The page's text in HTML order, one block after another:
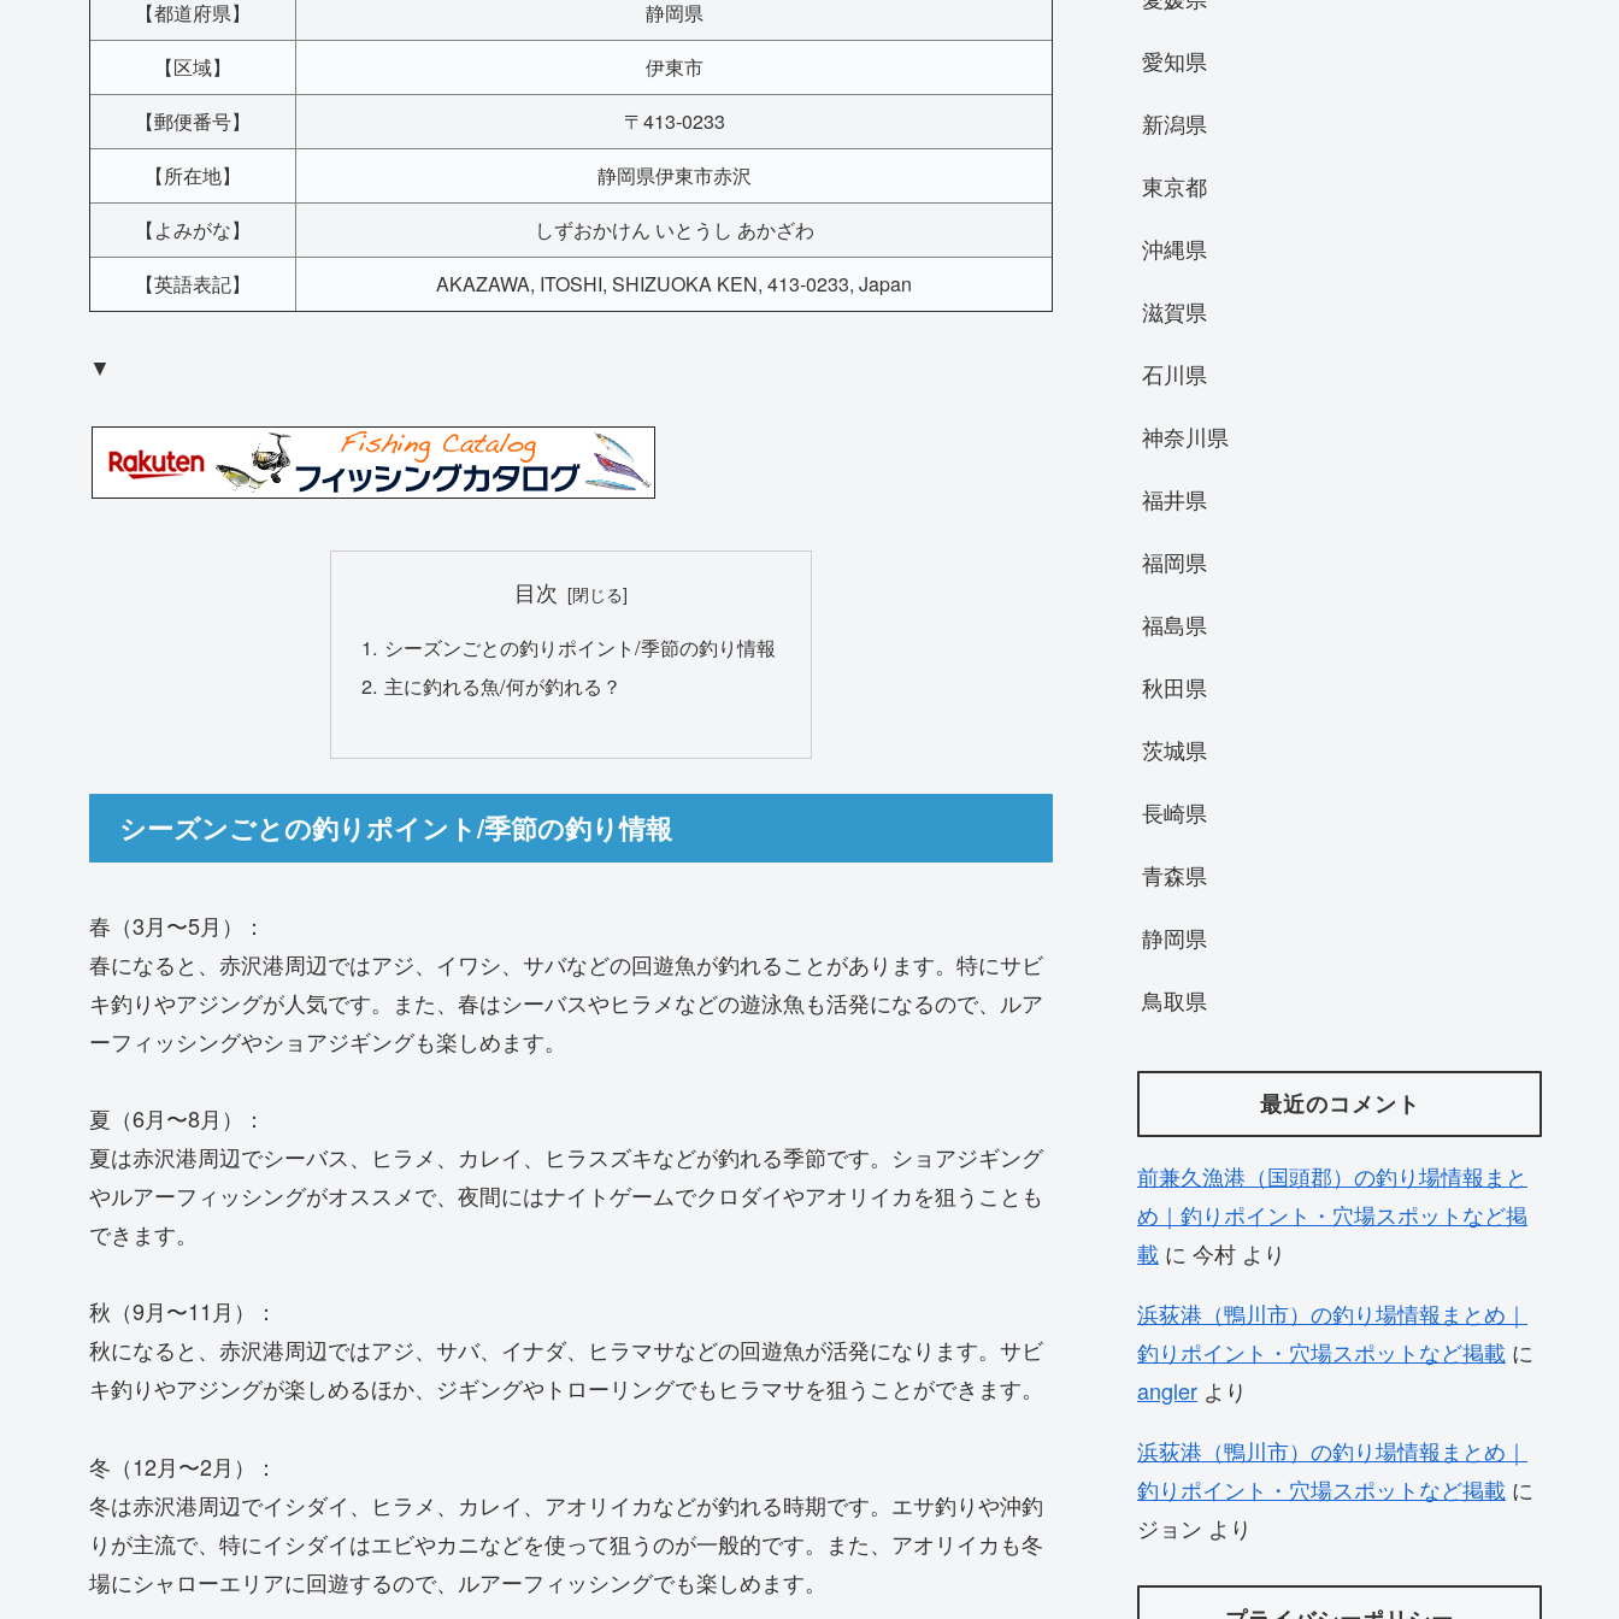
【都道府県】
静岡県
【区域】
伊東市
【郵便番号】
〒413-0233
【所在地】
静岡県伊東市赤沢
【よみがな】
しずおかけん いとうし あかざわ
【英語表記】
AKAZAWA, ITOSHI, SHIZUOKA KEN, 413-0233, Japan
▼
目次
シーズンごとの釣りポイント/季節の釣り情報
主に釣れる魚/何が釣れる？
シーズンごとの釣りポイント/季節の釣り情報
春（3月〜5月）：
春になると、赤沢港周辺ではアジ、イワシ、サバなどの回遊魚が釣れることがあります。特にサビ
キ釣りやアジングが人気です。また、春はシーバスやヒラメなどの遊泳魚も活発になるので、ルア
ーフィッシングやショアジギングも楽しめます。
夏（6月〜8月）：
夏は赤沢港周辺でシーバス、ヒラメ、カレイ、ヒラスズキなどが釣れる季節です。ショアジギング
やルアーフィッシングがオススメで、夜間にはナイトゲームでクロダイやアオリイカを狙うことも
できます。
秋（9月〜11月）：
秋になると、赤沢港周辺ではアジ、サバ、イナダ、ヒラマサなどの回遊魚が活発になります。サビ
キ釣りやアジングが楽しめるほか、ジギングやトローリングでもヒラマサを狙うことができます。
冬（12月〜2月）：
冬は赤沢港周辺でイシダイ、ヒラメ、カレイ、アオリイカなどが釣れる時期です。エサ釣りや沖釣
りが主流で、特にイシダイはエビやカニなどを使って狙うのが一般的です。また、アオリイカも冬
場にシャローエリアに回遊するので、ルアーフィッシングでも楽しめます。
愛知県
新潟県
東京都
沖縄県
滋賀県
石川県
神奈川県
福井県
福岡県
福島県
秋田県
茨城県
長崎県
青森県
静岡県
鳥取県
最近のコメント
前兼久漁港（国頭郡）の釣り場情報まと
め｜釣りポイント・穴場スポットなど掲
載 に 今村 より
浜荻港（鴨川市）の釣り場情報まとめ｜
釣りポイント・穴場スポットなど掲載 に
angler より
浜荻港（鴨川市）の釣り場情報まとめ｜
釣りポイント・穴場スポットなど掲載 に
ジョン より